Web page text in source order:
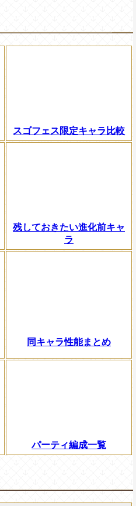
スゴフェス限定キャラ比較
残しておきたい進化前キャ
ラ
同キャラ性能まとめ
パーティ編成一覧